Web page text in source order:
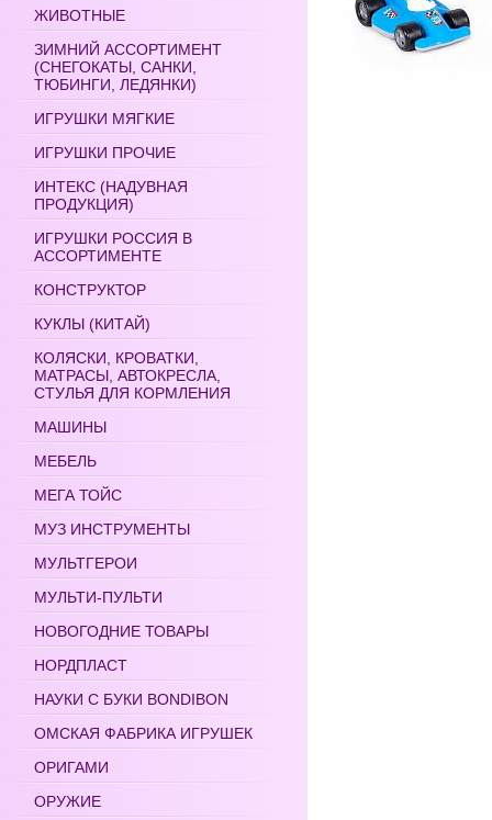
ЖИВОТНЫЕ
ЗИМНИЙ АССОРТИМЕНТ
(СНЕГОКАТЫ, САНКИ,
ТЮБИНГИ, ЛЕДЯНКИ)
ИГРУШКИ МЯГКИЕ
ИГРУШКИ ПРОЧИЕ
ИНТЕКС (НАДУВНАЯ
ПРОДУКЦИЯ)
ИГРУШКИ РОССИЯ В
АССОРТИМЕНТЕ
КОНСТРУКТОР
КУКЛЫ (КИТАЙ)
КОЛЯСКИ, КРОВАТКИ,
МАТРАСЫ, АВТОКРЕСЛА,
СТУЛЬЯ ДЛЯ КОРМЛЕНИЯ
МАШИНЫ
МЕБЕЛЬ
МЕГА ТОЙС
МУЗ ИНСТРУМЕНТЫ
МУЛЬТГЕРОИ
МУЛЬТИ-ПУЛЬТИ
НОВОГОДНИЕ ТОВАРЫ
НОРДПЛАСТ
НАУКИ С БУКИ BONDIBON
ОМСКАЯ ФАБРИКА ИГРУШЕК
ОРИГАМИ
ОРУЖИЕ